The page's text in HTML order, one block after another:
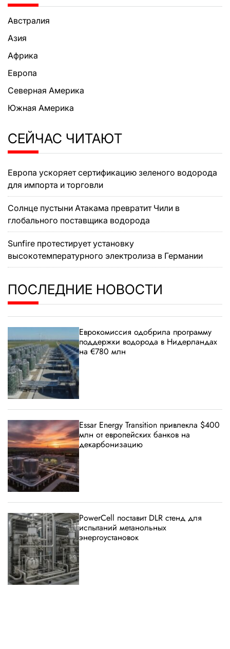
Австралия
Азия
Африка
Европа
Северная Америка
Южная Америка
СЕЙЧАС ЧИТАЮТ
Европа ускоряет сертификацию зеленого водорода
для импорта и торговли
Солнце пустыни Атакама превратит Чили в
глобального поставщика водорода
Sunfire протестирует установку
высокотемпературного электролиза в Германии
ПОСЛЕДНИЕ НОВОСТИ
Еврокомиссия одобрила программу
поддержки водорода в Нидерландах
на €780 млн
Essar Energy Transition привлекла $400
млн от европейских банков на
декарбонизацию
PowerCell поставит DLR стенд для
испытаний метанольных
энергоустановок